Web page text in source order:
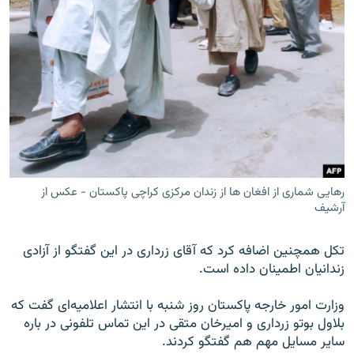
رهایی شماری از افغان ها از زندان مرکزی کراچی پاکستان - عکس از
آرشیف
تکل همچنین اضافه کرد که آقای زرداری در این گفتگو از آزادی
زندانیان اطمینان داده است.
وزارت امور خارجه پاکستان روز شنبه با انتشار اعلامیه‌ای گفت که
بلاول بوتو زرداری و امیرخان متقی در این تماس تلفونی در باره
سایر مسایل مهم هم گفتگو کردند.